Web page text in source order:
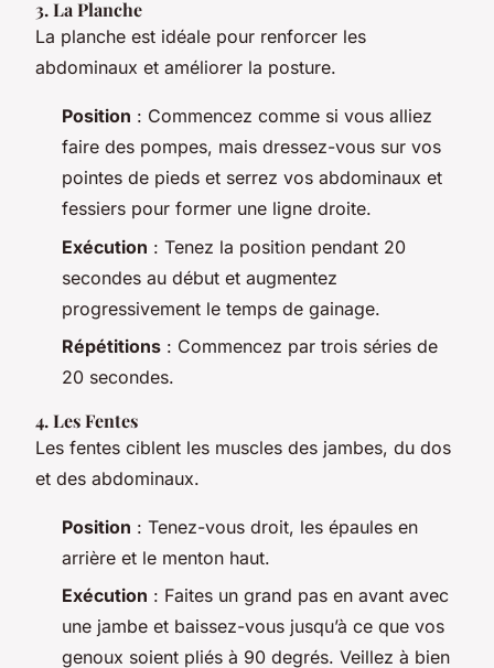
3. La Planche
La planche est idéale pour renforcer les
abdominaux et améliorer la posture.
Position : Commencez comme si vous alliez
faire des pompes, mais dressez-vous sur vos
pointes de pieds et serrez vos abdominaux et
fessiers pour former une ligne droite.
Exécution : Tenez la position pendant 20
secondes au début et augmentez
progressivement le temps de gainage.
Répétitions : Commencez par trois séries de
20 secondes.
4. Les Fentes
Les fentes ciblent les muscles des jambes, du dos
et des abdominaux.
Position : Tenez-vous droit, les épaules en
arrière et le menton haut.
Exécution : Faites un grand pas en avant avec
une jambe et baissez-vous jusqu’à ce que vos
genoux soient pliés à 90 degrés. Veillez à bien